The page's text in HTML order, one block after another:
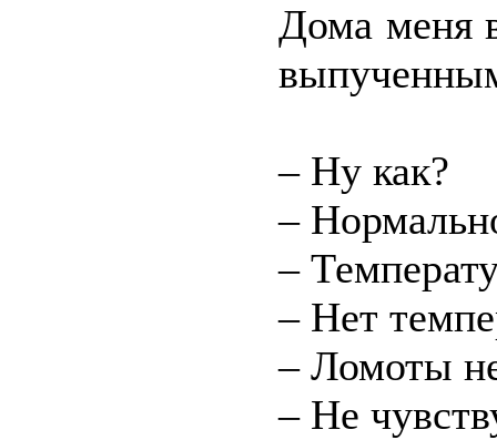
Дома меня
– Ну как?
–
–
– Нет
– Ломоты
– Не